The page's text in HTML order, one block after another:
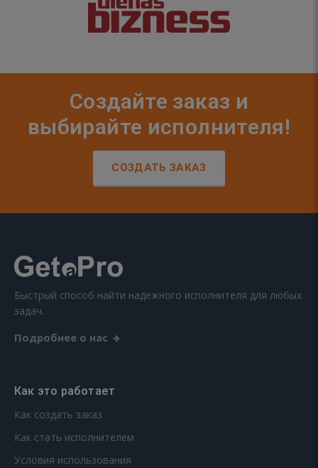
Создайте заказ и
выбирайте исполнителя!
СОЗДАТЬ ЗАКАЗ
Быстрый способ найти надежного исполнителя для любых
задач.
Подробнее о нас
Как это работает
Как создать заказ
Как стать исполнителем
Условия использования